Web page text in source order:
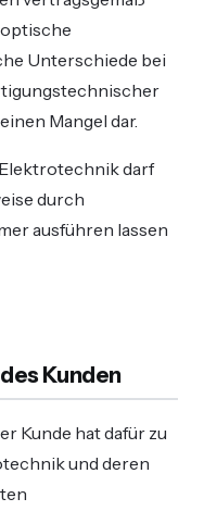
Unterschiede bei
Mangel dar.
darf
durch
ausführen lassen
Kunden
Kunde hat dafür zu
und deren